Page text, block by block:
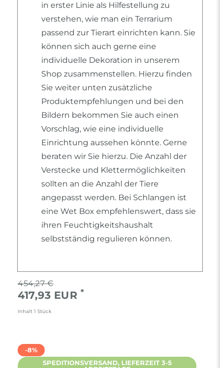
in erster Linie als Hilfestellung zu
verstehen, wie man ein Terrarium
passend zur Tierart einrichten kann. Sie
können sich auch gerne eine
individuelle Dekoration in unserem
Shop zusammenstellen. Hierzu finden
Sie weiter unten zusätzliche
Produktempfehlungen und bei den
Bildern bekommen Sie auch einen
Vorschlag, wie eine individuelle
Einrichtung aussehen könnte. Gerne
beraten wir Sie hierzu. Die Anzahl der
Verstecke und Klettermöglichkeiten
sollten an die Anzahl der Tiere
angepasst werden. Bei Schlangen ist
eine Wet Box empfehlenswert, dass sie
ihren Feuchtigkeitshaushalt
selbstständig regulieren können.
454,27 €
417,93 EUR *
Inhalt 1 Stück
-8%
SPEDITIONSVERSAND, LIEFERZEIT 3-5